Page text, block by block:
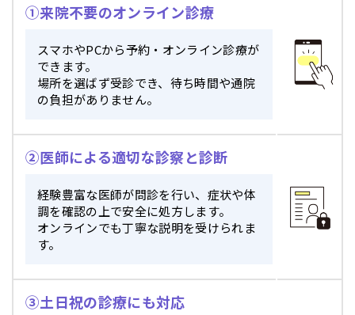
①来院不要のオンライン診療
スマホやPCから予約・オンライン診療が
できます。
場所を選ばず受診でき、待ち時間や通院
の負担がありません。
②医師による適切な診察と診断
経験豊富な医師が問診を行い、症状や体
調を確認の上で安全に処方します。
オンラインでも丁寧な説明を受けられま
す。
③土日祝の診療にも対応